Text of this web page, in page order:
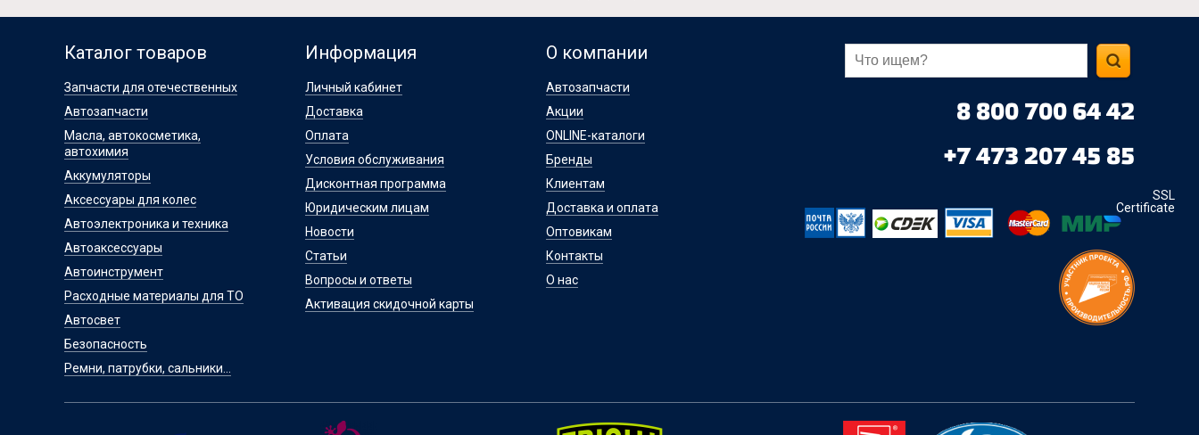
Каталог товаров
Запчасти для отечественных
Автозапчасти
Масла, автокосметика,
автохимия
Аккумуляторы
Аксессуары для колес
Автоэлектроника и техника
Автоаксессуары
Автоинструмент
Расходные материалы для ТО
Автосвет
Безопасность
Ремни, патрубки, сальники...
Информация
Личный кабинет
Доставка
Оплата
Условия обслуживания
Дисконтная программа
Юридическим лицам
Новости
Статьи
Вопросы и ответы
Активация скидочной карты
О компании
Автозапчасти
Акции
ONLINE-каталоги
Бренды
Клиентам
Доставка и оплата
Оптовикам
Контакты
О нас
8 800 700 64 42
+7 473 207 45 85
SSL
Certificate